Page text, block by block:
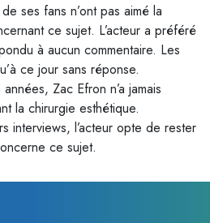
ses fans n’ont pas aimé la
ce sujet. L’acteur a préféré
à aucun commentaire. Les
ce jour sans réponse.
Zac Efron n’a jamais
la chirurgie esthétique.
interviews, l’acteur opte de rester
ce sujet.